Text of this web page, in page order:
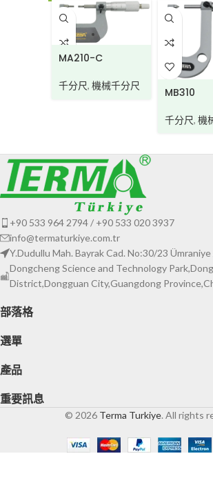
MA210-C
千分尺, 機械千分尺
MB310
千分尺, 機
+90 533 964 2794 / +90 533 020 3937
info@termaturkiye.com.tr
Y.Dudullu Mah. Bayrak Cad. No:30/23 Ümraniye
Dongcheng Science and Technology
District,Dongguan City,Guangdong
部落格
選單
產品
重要訊息
© 2026 Terma Turkiye. All rights